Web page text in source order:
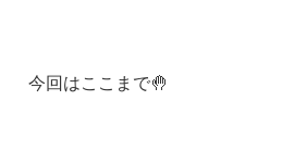
今回はここまで🤚